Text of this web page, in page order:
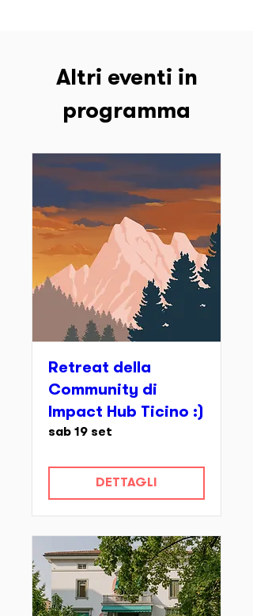
Altri eventi in
programma
Retreat della
Community di
Impact Hub Ticino :)
sab 19 set
DETTAGLI